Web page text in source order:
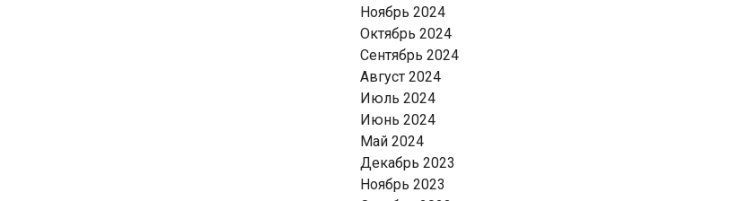
Ноябрь 2024
Октябрь 2024
Сентябрь 2024
Август 2024
Июль 2024
Июнь 2024
Май 2024
Декабрь 2023
Ноябрь 2023